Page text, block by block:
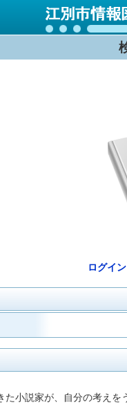
ログイン
小説家が、自分の考え